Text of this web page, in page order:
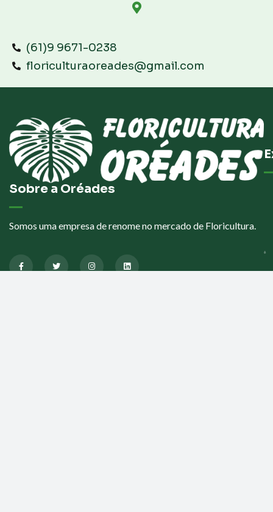
(61)9 9671-0238
floriculturaoreades@gmail.com
Sobre a Oréades
Somos uma empresa de renome no mercado de Floricultura.